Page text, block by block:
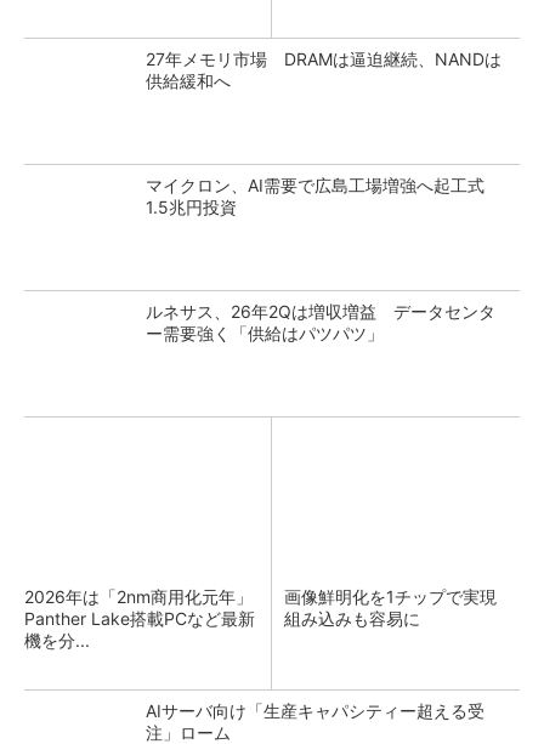
27年メモリ市場 DRAMは逼迫継続、NANDは
供給緩和へ
マイクロン、AI需要で広島工場増強へ起工式
1.5兆円投資
ルネサス、26年2Qは増収増益 データセンタ
ー需要強く「供給はパツパツ」
2026年は「2nm商用化元年」
Panther Lake搭載PCなど最新
機を分...
画像鮮明化を1チップで実現
組み込みも容易に
AIサーバ向け「生産キャパシティー超える受
注」ローム